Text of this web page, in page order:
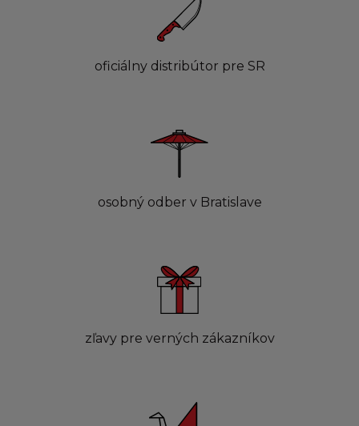
oficiálny distribútor pre SR
osobný odber v Bratislave
zľavy pre verných zákazníkov